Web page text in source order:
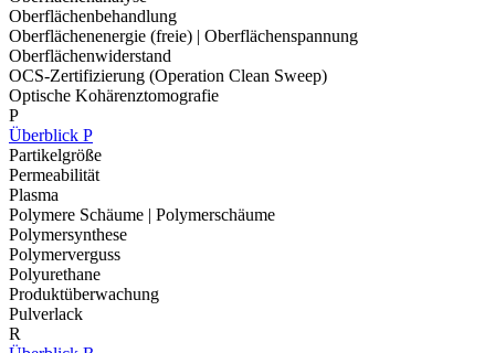
Oberflächenbehandlung
Oberflächenenergie (freie) | Oberflächenspannung
Oberflächenwiderstand
OCS-Zertifizierung (Operation Clean Sweep)
Optische Kohärenztomografie
P
Überblick P
Partikelgröße
Permeabilität
Plasma
Polymere Schäume | Polymerschäume
Polymersynthese
Polymerverguss
Polyurethane
Produktüberwachung
Pulverlack
R